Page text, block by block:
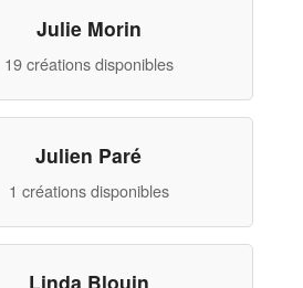
Julie Morin
19 créations disponibles
Julien Paré
1 créations disponibles
Linda Blouin